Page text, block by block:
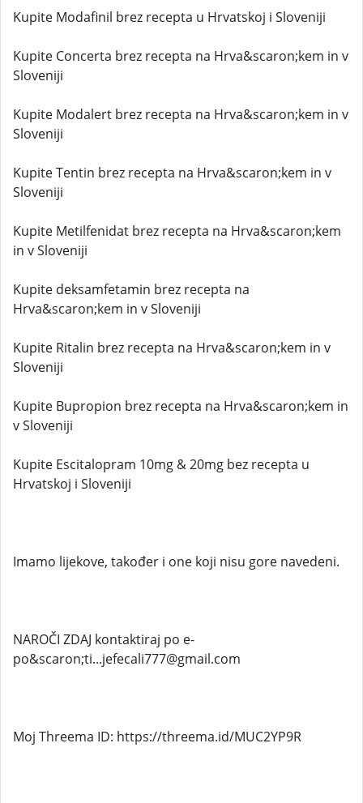
Kupite Modafinil brez recepta u Hrvatskoj i Sloveniji
Kupite Concerta brez recepta na Hrva&scaron;kem in v
Sloveniji
Kupite Modalert brez recepta na Hrva&scaron;kem in v
Sloveniji
Kupite Tentin brez recepta na Hrva&scaron;kem in v
Sloveniji
Kupite Metilfenidat brez recepta na Hrva&scaron;kem
in v Sloveniji
Kupite deksamfetamin brez recepta na
Hrva&scaron;kem in v Sloveniji
Kupite Ritalin brez recepta na Hrva&scaron;kem in v
Sloveniji
Kupite Bupropion brez recepta na Hrva&scaron;kem in
v Sloveniji
Kupite Escitalopram 10mg & 20mg bez recepta u
Hrvatskoj i Sloveniji
Imamo lijekove, također i one koji nisu gore navedeni.
NAROČI ZDAJ kontaktiraj po e-
po&scaron;ti...jefecali777@gmail.com
Moj Threema ID: https://threema.id/MUC2YP9R